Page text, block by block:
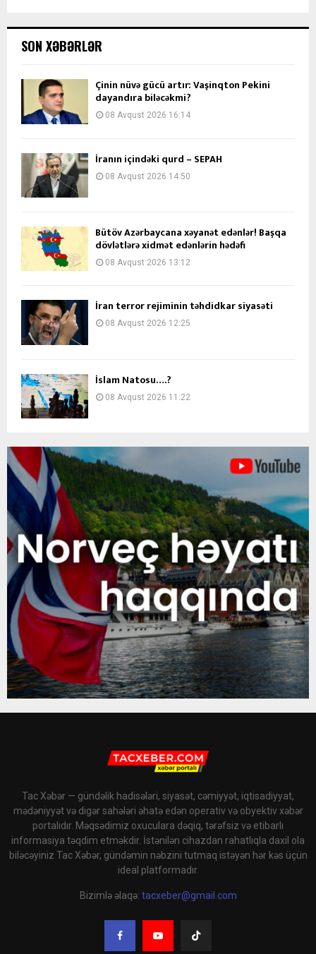
SON XƏBƏRLƏR
Çinin nüvə gücü artır: Vaşinqton Pekini
dayandıra biləcəkmi?
08 Avqust 2026 16:14
İranın içindəki qurd – SEPAH
08 Avqust 2026 14:50
Bütöv Azərbaycana xəyanət edənlər! Başqa
dövlətlərə xidmət edənlərin hədəfi
08 Avqust 2026 13:12
İran terror rejiminin təhdidkar siyasəti
08 Avqust 2026 12:25
İslam Natosu….?
08 Avqust 2026 11:22
Tac Xəbər — gündəlik hadisələri, siyasət, cəmiyyət, iqtisadiyyat,
mədəniyyət və digər sahələri əhatə edən operativ və obyektiv xəbər
portalıdır. Məqsədimiz oxuculara dəqiq, tərəfsiz və etibarlı
informasiya təqdim etməkdir. İstənilən cihazdan rahatlıqla daxil ola
biləcəyiniz Tac Xəbər, gündəmin nəbzini tutmaq istəyən hər kəs üçün
ideal platformadır.
Bizimlə əlaqə: tacxeber@gmail.com